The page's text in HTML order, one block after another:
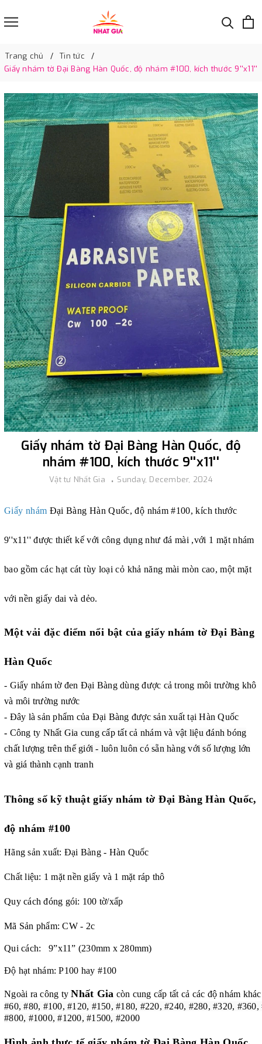
Trang chủ
Tin tức
Giấy nhám tờ Đại Bàng Hàn Quốc, độ nhám #100, kích thước 9''x11''
Giấy nhám tờ Đại Bàng Hàn Quốc, độ
nhám #100, kích thước 9''x11''
Vật tư Nhất Gia Sunday, December, 2024
Giấy nhám Đại Bàng Hàn Quốc, độ nhám #100, kích thước
9''x11'' được thiết kế với công dụng như đá mài ,với 1 mặt nhám
bao gồm các hạt cát tùy loại cỏ khả năng mài mòn cao, một mặt
với nền giấy dai và dẻo.
Một vải đặc điểm nổi bật của giấy nhám tờ Đại Bàng
Hàn Quốc
- Giấy nhám tờ đen Đại Bàng dùng được cả trong môi trường khô
và môi trường nước
- Đây là sản phẩm của Đại Bàng được sản xuất tại Hàn Quốc
- Công ty Nhất Gia cung cấp tất cả nhám và vật liệu đánh bóng
chất lượng trên thế giới - luôn luôn có sẵn hàng với số lượng lớn
và giá thành cạnh tranh
Thông số kỹ thuật giấy nhám tờ Đại Bàng Hàn Quốc,
độ nhám #100
Hãng sản xuất: Đại Bàng - Hàn Quốc
Chất liệu: 1 mặt nền giấy và 1 mặt ráp thô
Quy cách đóng gói: 100 tờ/xấp
Mã Sản phẩm: CW - 2c
Qui cách: 9”x11” (230mm x 280mm)
Độ hạt nhám: P100 hay #100
Ngoài ra công tyNhất Gia còn cung cấp tất cả các độ nhám
#60, #80, #100, #120, #150, #180, #220, #240, #280, #320,
#800, #1000, #1200, #1500, #2000